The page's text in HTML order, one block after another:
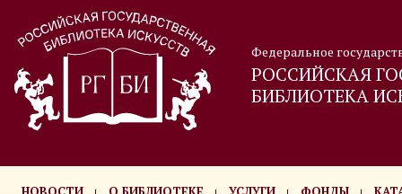
Федеральное
РОССИЙСКАЯ
БИБЛИОТЕКА